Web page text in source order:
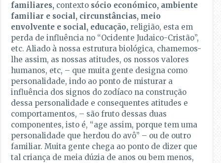
familiares, contexto sócio económico, ambiente
familiar e social, circunstâncias, meio
envolvente e social, educação, religião, esta em
perda de influência no “Ocidente Judaico-Cristão”,
etc. Aliado à nossa estrutura biológica, chamemos-
lhe assim, as nossas atitudes, os nossos valores
humanos, etc, – que muita gente designa como
personalidade, indo ao ponto de misturar a
influência dos signos do zodíaco na construção
dessa personalidade e consequentes atitudes e
comportamentos, – são fruto dessas duas
componentes, isto é, “age assim, porque tem uma
personalidade que herdou do avô” – ou de outro
familiar. Muita gente chega ao ponto de dizer que
tal criança de meia dúzia de anos ou bem menos,